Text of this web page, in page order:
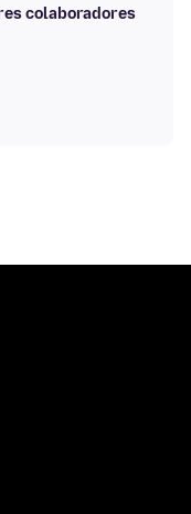
colaboradores